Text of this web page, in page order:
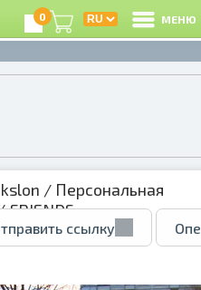
0 МЕНЮ
/ Персональная
ссылку